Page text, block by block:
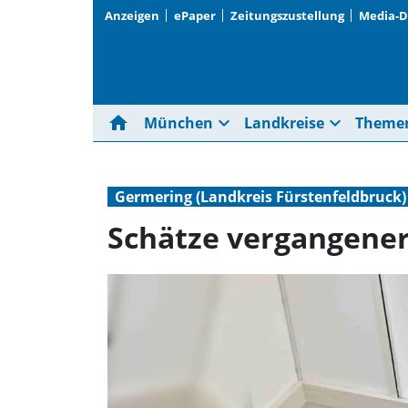
Anzeigen ePaper Zeitungszustellung Media-
home München expand_more Landkreise expand_more
Germering (Landkreis Fürstenfeldbruck)
Schätze